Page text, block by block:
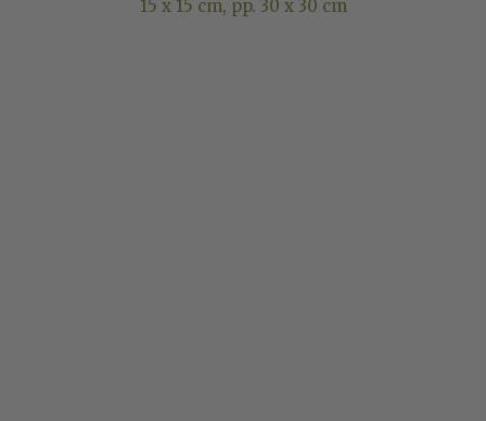
15 x 15 cm, pp. 30 x 30 cm